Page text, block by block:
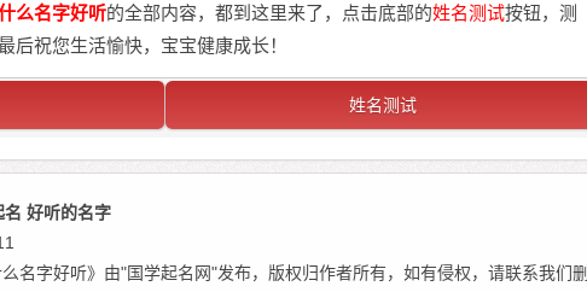
么名字好听的全部内容，都到这里来了，点击底部的姓名测试按钮，测
后祝您生活愉快，宝宝健康成长！
姓名测试
名 好听的名字
名字好听》由"国学起名网"发布，版权归作者所有，如有侵权，请联系我们删